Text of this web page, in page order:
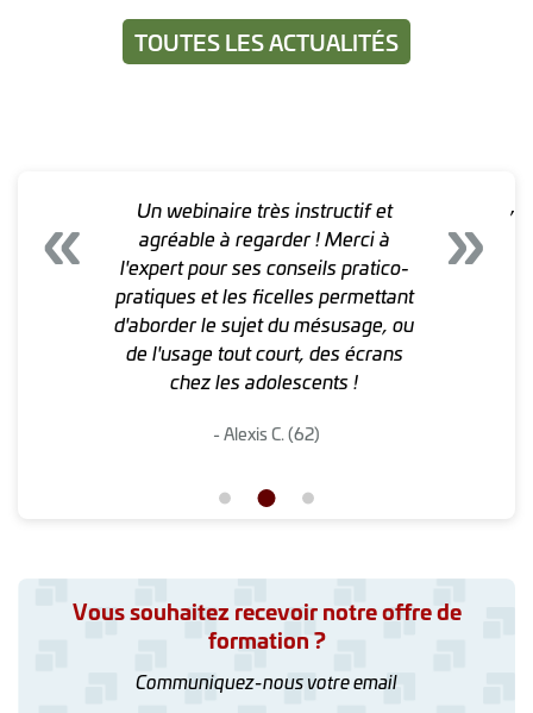
TOUTES LES ACTUALITÉS
«
Un webinaire très instructif et
agréable à regarder ! Merci à
l'expert pour ses conseils pratico-
pratiques et les ficelles permettant
d'aborder le sujet du mésusage, ou
de l'usage tout court, des écrans
chez les adolescents !
» ,
- Alexis C. (62)
Vous souhaitez recevoir notre offre de
formation ?
Communiquez-nous votre email